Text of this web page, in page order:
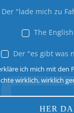
Der "lade mich zu
The
Der "es gibt was
ich mich mit
wirklich, wirklich